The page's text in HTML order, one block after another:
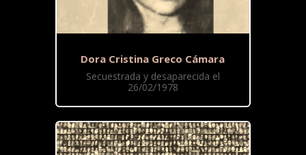
Dora Cristina Greco Cámara
Secuestrada y desaparecida el
26/02/1978